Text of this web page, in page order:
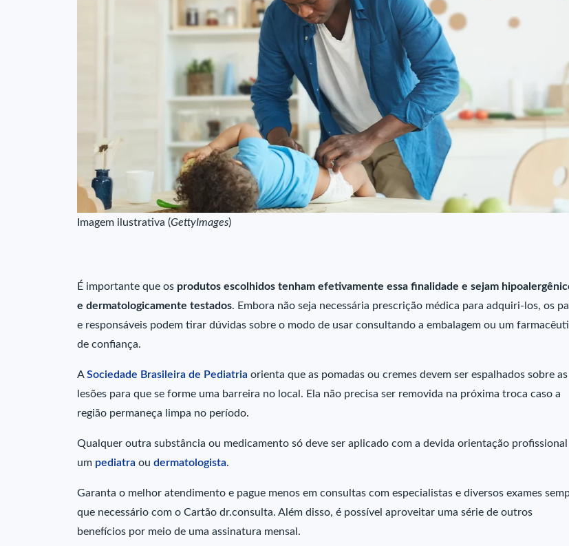
Imagem ilustrativa (GettyImages)
É importante que os produtos escolhidos tenham efetivamente essa finalidade e sejam
e dermatologicamente testados. Embora não seja necessária prescrição médica para adquiri-los, os
e responsáveis podem tirar dúvidas sobre o modo de usar consultando a embalagem ou um
de confiança.
ASociedade Brasileira de Pediatria orienta que as pomadas ou cremes devem ser espalhados sobre as
lesões para que se forme uma barreira no local. Ela não precisa ser removida na próxima troca caso a
região permaneça limpa no período.
Qualquer outra substância ou medicamento só deve ser aplicado com a devida orientação profissional
um pediatra ou dermatologista.
Garanta o melhor atendimento e pague menos em consultas com especialistas e diversos exames
que necessário com o Cartão dr.consulta. Além disso, é possível aproveitar uma série de outros
benefícios por meio de uma assinatura mensal.